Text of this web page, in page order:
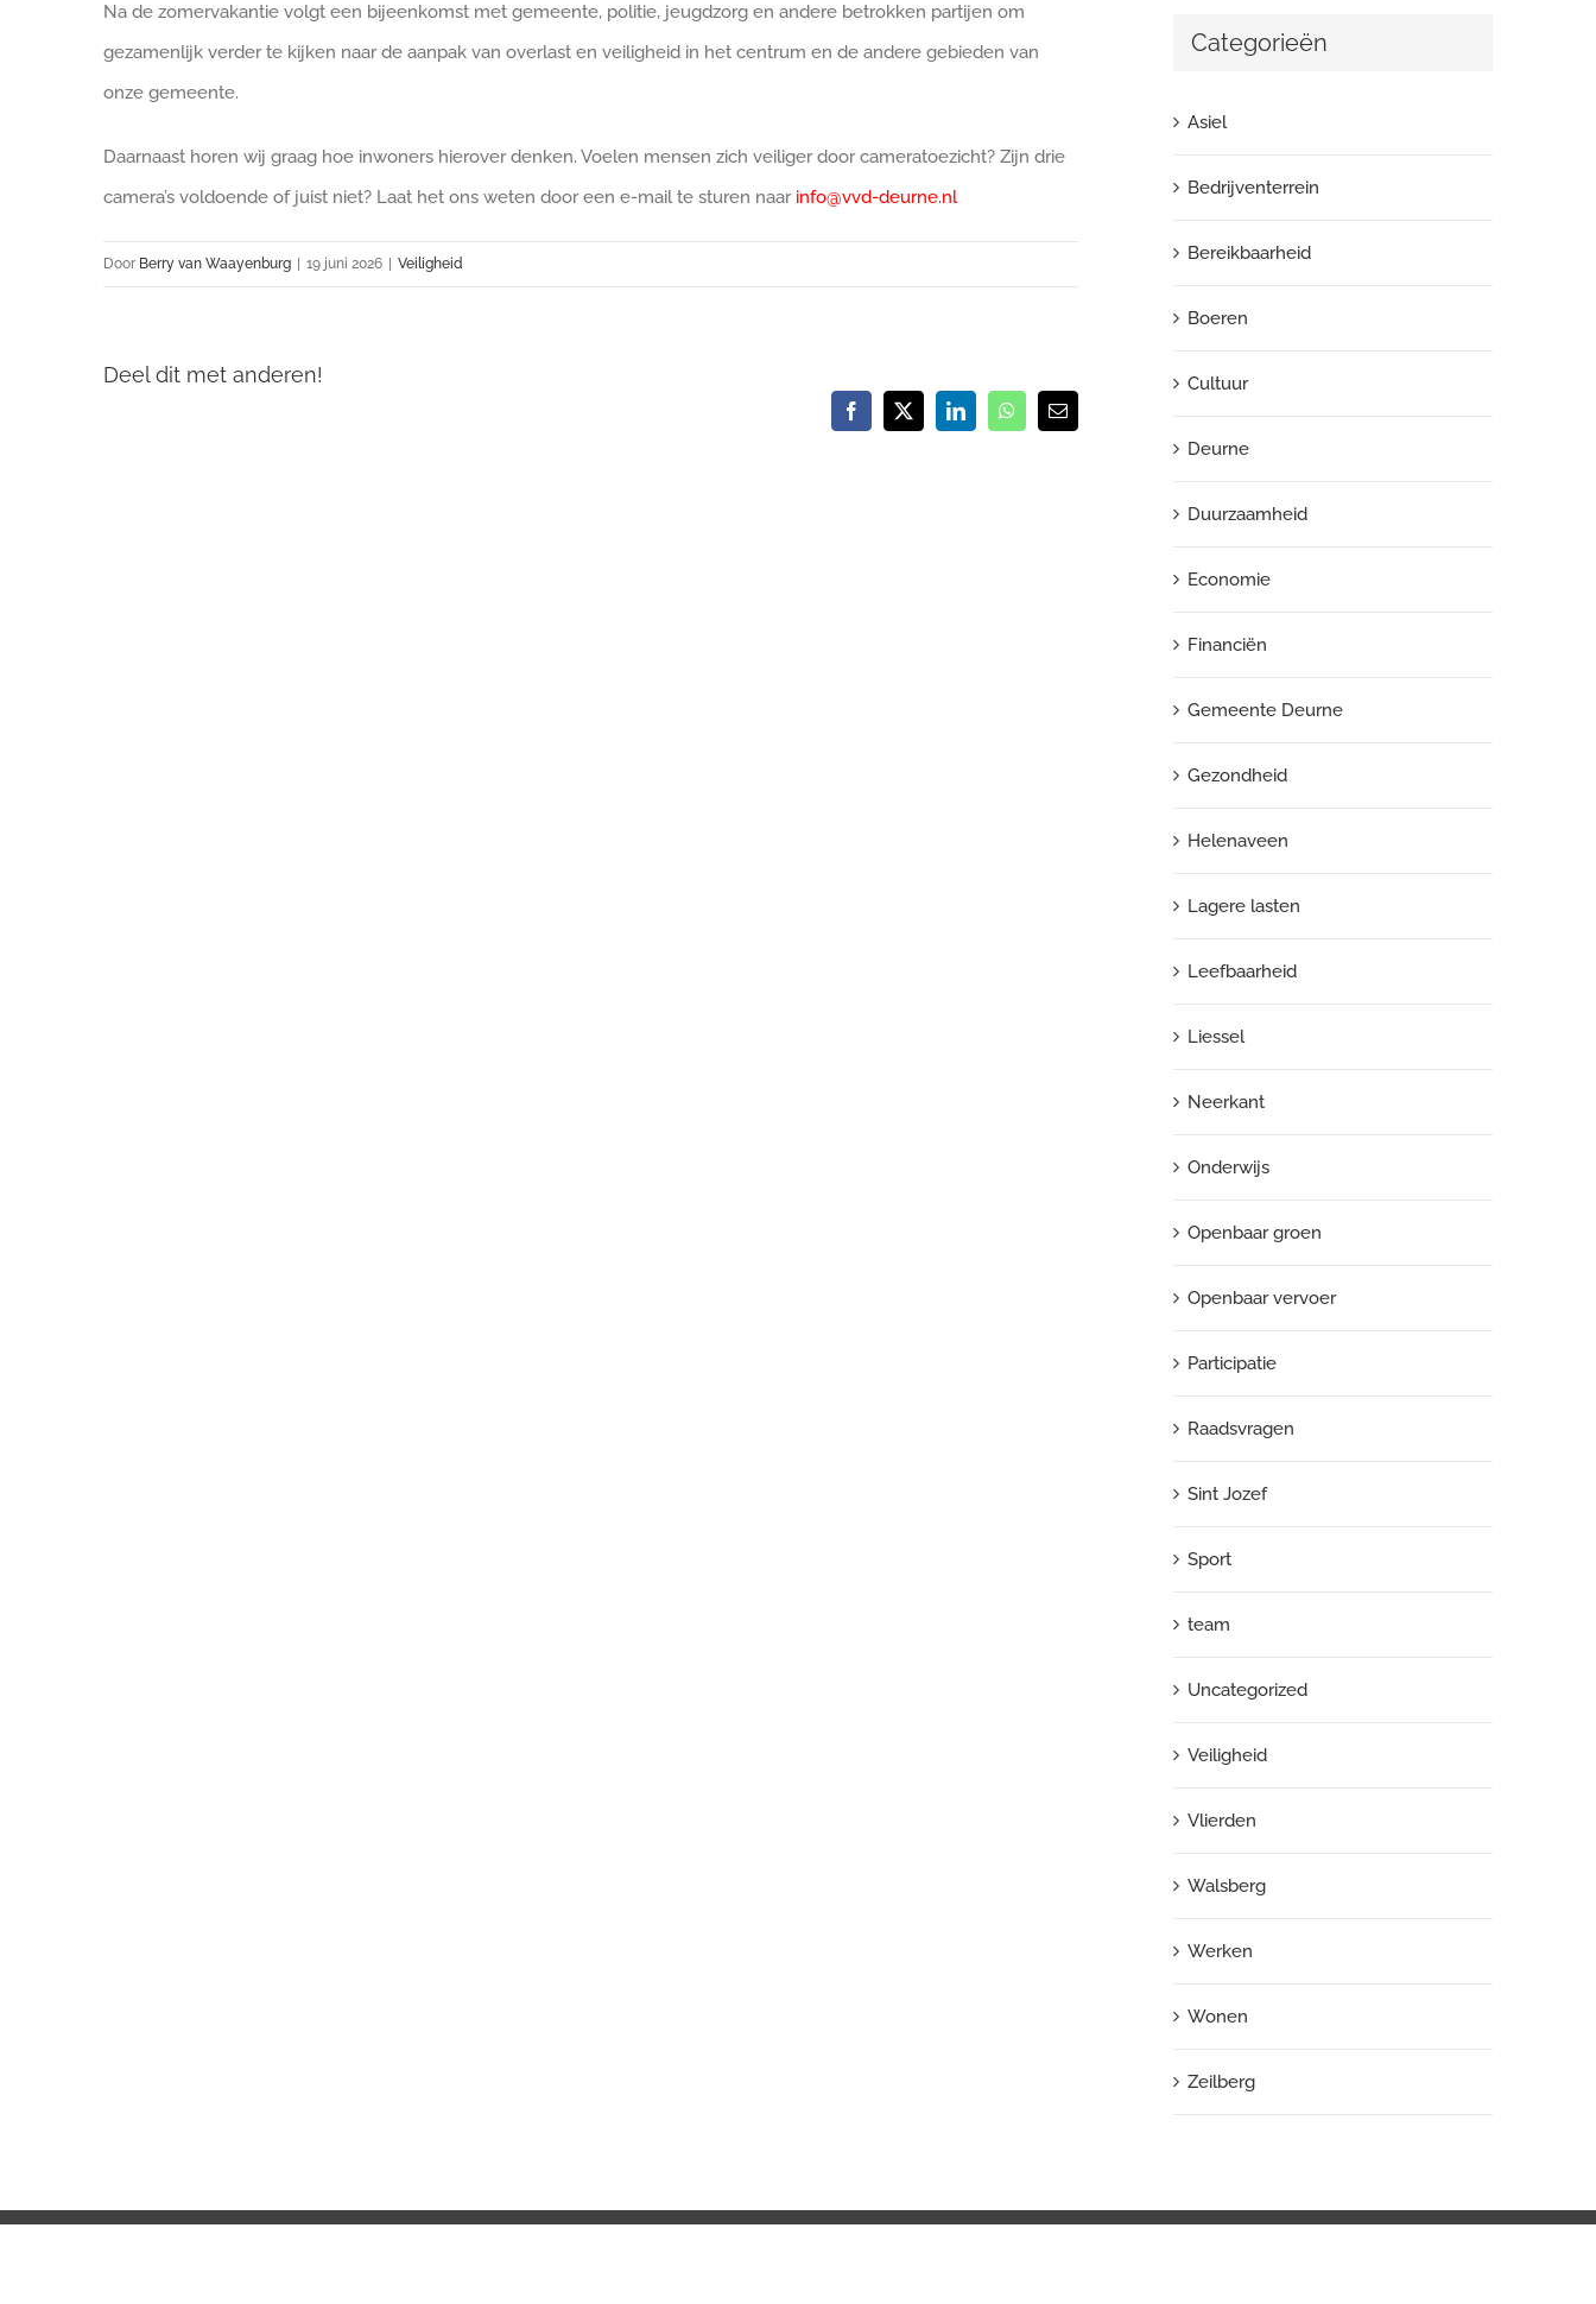
Na de zomervakantie volgt een bijeenkomst met gemeente, politie, jeugdzorg en andere betrokken partijen om
gezamenlijk verder te kijken naar de aanpak van overlast en veiligheid in het centrum en de andere gebieden van
onze gemeente.
Daarnaast horen wij graag hoe inwoners hierover denken. Voelen mensen zich veiliger door cameratoezicht? Zijn drie
camera’s voldoende of juist niet? Laat het ons weten door een e-mail te sturen naar info@vvd-deurne.nl
Door Berry van Waayenburg 19 juni 2026 Veiligheid
Deel dit met anderen!
Facebook
X LinkedInWhatsApp
E-
Categorieën
Asiel
Bedrijventerrein
Bereikbaarheid
Boeren
Cultuur
Deurne
Duurzaamheid
Economie
Financiën
Gemeente Deurne
Gezondheid
Helenaveen
Lagere lasten
Leefbaarheid
Liessel
Neerkant
Onderwijs
Openbaar groen
Openbaar vervoer
Participatie
Raadsvragen
Sint Jozef
Sport
team
Uncategorized
Veiligheid
Vlierden
Walsberg
Werken
Wonen
Zeilberg